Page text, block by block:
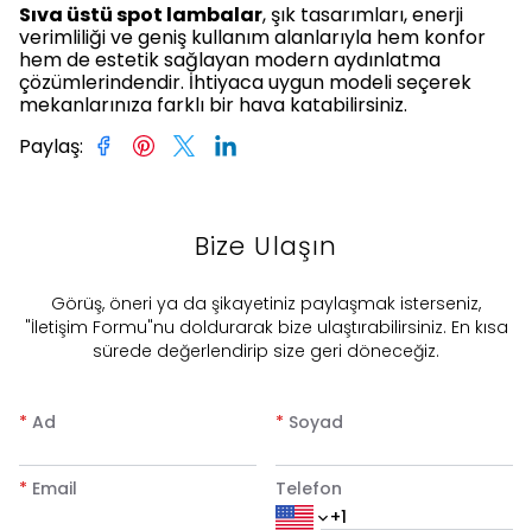
Sıva üstü spot lambalar, şık tasarımları, enerji
verimliliği ve geniş kullanım alanlarıyla hem konfor
hem de estetik sağlayan modern aydınlatma
çözümlerindendir. İhtiyaca uygun modeli seçerek
mekanlarınıza farklı bir hava katabilirsiniz.
Paylaş:
Bize Ulaşın
​Görüş, öneri ya da şikayetiniz paylaşmak isterseniz,
"İletişim Formu"nu doldurarak bize ulaştırabilirsiniz. En kısa
sürede değerlendirip size geri döneceğiz.
* Ad * Soyad
* Email Telefon